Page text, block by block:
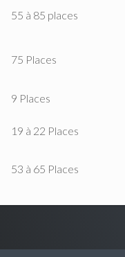
55 à 85 places
75 Places
9 Places
19 à 22 Places
53 à 65 Places